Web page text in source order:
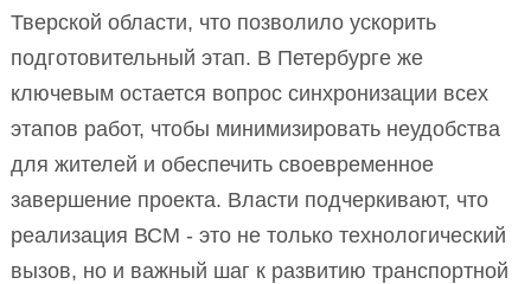
Тверской области, что позволило ускорить
подготовительный этап. В Петербурге же
ключевым остается вопрос синхронизации всех
этапов работ, чтобы минимизировать неудобства
для жителей и обеспечить своевременное
завершение проекта. Власти подчеркивают, что
реализация ВСМ - это не только технологический
вызов, но и важный шаг к развитию транспортной